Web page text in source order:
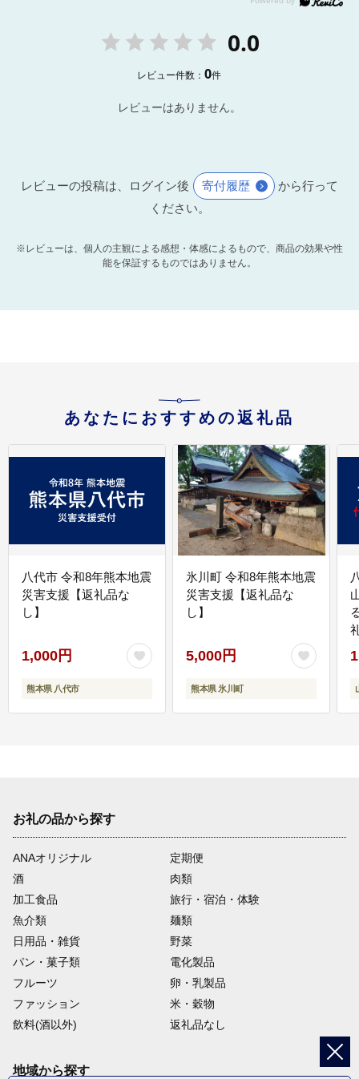
0.0
レビュー件数：0件
レビューはありません。
レビューの投稿は、ログイン後 寄付履歴
から行って
ください。
※レビューは、個人の主観による感想・体感によるもので、商品の効果や性
能を保証するものではありません。
あなたにおすすめの返礼品
八代市 令和8年熊本地震
災害支援【返礼品な
し】
1,000円
熊本県 八代市
氷川町 令和8年熊本地震
災害支援【返礼品な
し】
5,000円
熊本県 氷川町
お礼の品から探す
ANAオリジナル
定期便
酒
肉類
加工食品
旅行・宿泊・体験
魚介類
麺類
日用品・雑貨
野菜
パン・菓子類
電化製品
フルーツ
卵・乳製品
ファッション
米・穀物
飲料(酒以外)
返礼品なし
地域から探す